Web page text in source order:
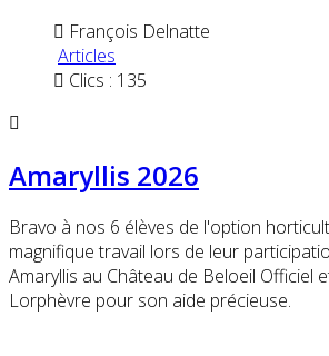
François Delnatte
Articles
Clics : 135
Amaryllis 2026
Bravo à nos 6 élèves de l'option
magnifique travail lors de leur
Amaryllis au Château de Beloeil Officiel
Lorphèvre pour son aide précieuse.